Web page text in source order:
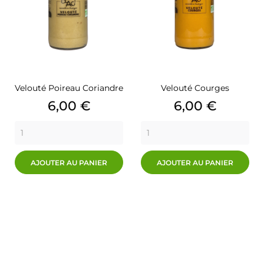
Velouté Poireau Coriandre
Prix
6,00 €
AJOUTER AU PANIER
Velouté Courges
Prix
6,00 €
AJOUTER AU PANIER